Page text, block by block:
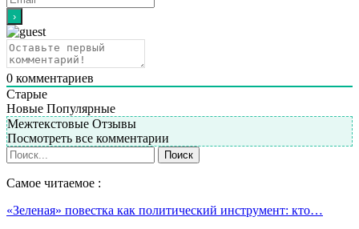
0 комментариев
Старые
Новые Популярные
Межтекстовые Отзывы
Посмотреть все комментарии
Самое читаемое :
«Зеленая» повестка как политический инструмент: кто…